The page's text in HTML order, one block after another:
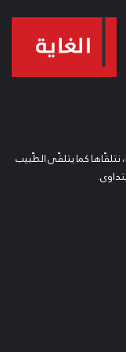
نتلقّاها كما يتلقّى الطّبيب